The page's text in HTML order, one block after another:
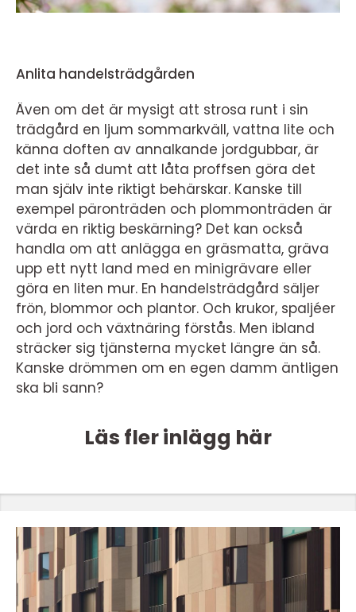
Anlita handelsträdgården
Även om det är mysigt att strosa runt i sin
trädgård en ljum sommarkväll, vattna lite och
känna doften av annalkande jordgubbar, är
det inte så dumt att låta proffsen göra det
man själv inte riktigt behärskar. Kanske till
exempel päronträden och plommonträden är
värda en riktig beskärning? Det kan också
handla om att anlägga en gräsmatta, gräva
upp ett nytt land med en minigrävare eller
göra en liten mur. En handelsträdgård säljer
frön, blommor och plantor. Och krukor, spaljéer
och jord och växtnäring förstås. Men ibland
sträcker sig tjänsterna mycket längre än så.
Kanske drömmen om en egen damm äntligen
ska bli sann?
Läs fler inlägg här